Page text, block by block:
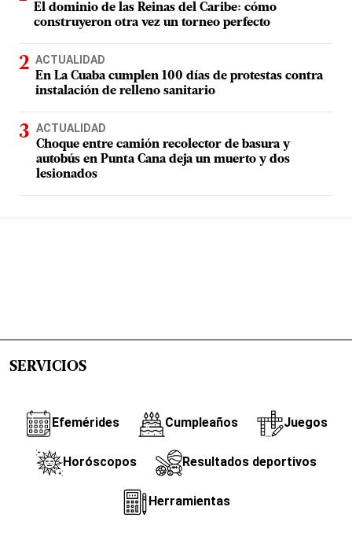
El dominio de las Reinas del Caribe: cómo
construyeron otra vez un torneo perfecto
ACTUALIDAD
En La Cuaba cumplen 100 días de protestas contra
instalación de relleno sanitario
ACTUALIDAD
Choque entre camión recolector de basura y
autobús en Punta Cana deja un muerto y dos
lesionados
SERVICIOS
Efemérides Cumpleaños Juegos
Horóscopos Resultados deportivos
Herramientas